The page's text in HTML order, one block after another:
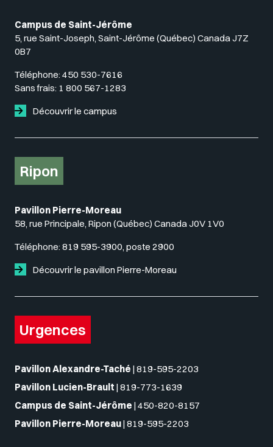
Campus de Saint-Jérôme
5, rue Saint-Joseph, Saint-Jérôme (Québec) Canada J7Z
0B7
Téléphone: 450 530-7616
Sans frais: 1 800 567-1283
Découvrir le campus
Ripon
Pavillon Pierre-Moreau
58, rue Principale, Ripon (Québec) Canada J0V 1V0
Téléphone: 819 595-3900, poste 2900
Découvrir le pavillon Pierre-Moreau
Urgences
Pavillon Alexandre-Taché | 819-595-2203
Pavillon Lucien-Brault | 819-773-1639
Campus de Saint-Jérôme | 450-820-8157
Pavillon Pierre-Moreau| 819-595-2203